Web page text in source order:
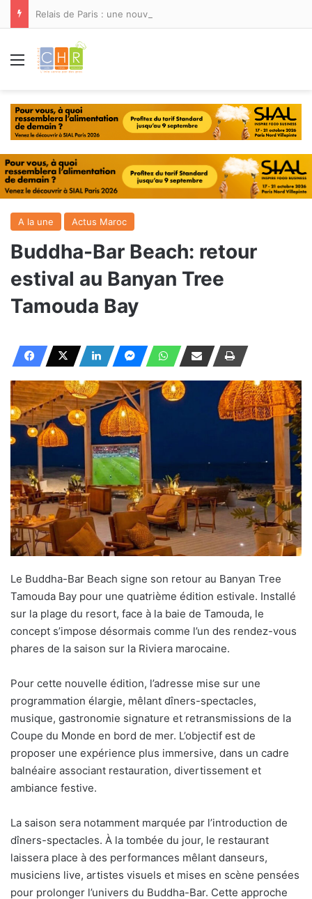
Menu
A la une Actus Maroc
Buddha-Bar Beach: retour
estival au Banyan Tree
Tamouda Bay
Le Buddha-Bar Beach signe son retour au Banyan Tree
Tamouda Bay pour une quatrième édition estivale. Installé
sur la plage du resort, face à la baie de Tamouda, le
concept s’impose désormais comme l’un des rendez-vous
phares de la saison sur la Riviera marocaine.
Pour cette nouvelle édition, l’adresse mise sur une
programmation élargie, mêlant dîners-spectacles,
musique, gastronomie signature et retransmissions de la
Coupe du Monde en bord de mer. L’objectif est de
proposer une expérience plus immersive, dans un cadre
balnéaire associant restauration, divertissement et
ambiance festive.
La saison sera notamment marquée par l’introduction de
dîners-spectacles. À la tombée du jour, le restaurant
laissera place à des performances mêlant danseurs,
musiciens live, artistes visuels et mises en scène pensées
pour prolonger l’univers du Buddha-Bar. Cette approche